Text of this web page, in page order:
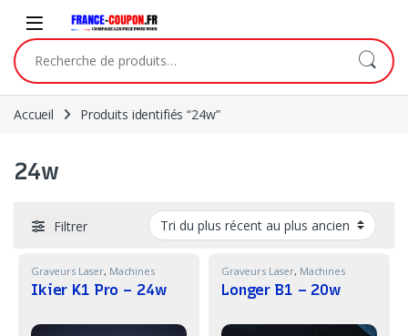
Recherche pour :
Accueil Produits identifiés “24w”
24w
Filtrer
Graveurs Laser, Machines
Ikier K1 Pro – 24w
Graveurs Laser, Machines
Longer B1 – 20w